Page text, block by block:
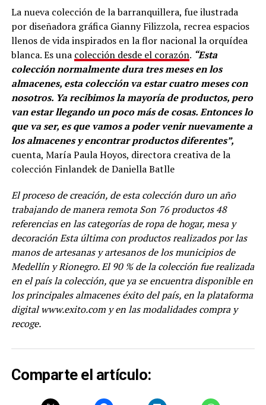
La nueva colección de la barranquillera, fue ilustrada
por diseñadora gráfica Gianny Filizzola, recrea espacios
llenos de vida inspirados en la flor nacional la orquídea
blanca. Es una colección desde el corazón. “Esta
colección normalmente dura tres meses en los
almacenes, esta colección va estar cuatro meses con
nosotros. Ya recibimos la mayoría de productos, pero
van estar llegando un poco más de cosas. Entonces lo
que va ser, es que vamos a poder venir nuevamente a
los almacenes y encontrar productos diferentes”,
cuenta, María Paula Hoyos, directora creativa de la
colección Finlandek de Daniella Batlle
El proceso de creación, de esta colección duro un año
trabajando de manera remota Son 76 productos 48
referencias en las categorías de ropa de hogar, mesa y
decoración Esta última con productos realizados por las
manos de artesanas y artesanos de los municipios de
Medellín y Rionegro. El 90 % de la colección fue realizada
en el país la colección, que ya se encuentra disponible en
los principales almacenes éxito del país, en la plataforma
digitalwww.exito.comy en las modalidades compra y
recoge.
Comparte el artículo: